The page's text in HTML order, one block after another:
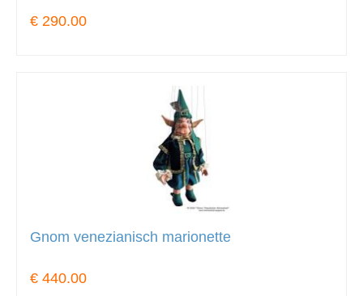
€ 290.00
Gnom venezianisch marionette
€ 440.00